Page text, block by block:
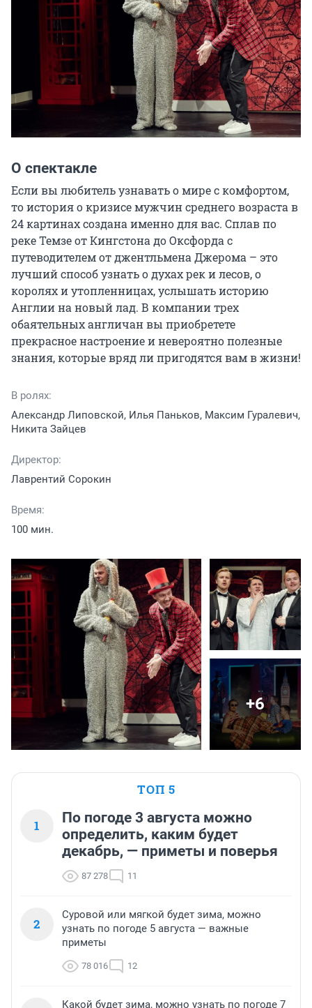
О спектакле
Если вы любитель узнавать о мире с комфортом,
то история о кризисе мужчин среднего возраста в
24 картинах создана именно для вас. Сплав по
реке Темзе от Кингстона до Оксфорда с
путеводителем от джентльмена Джерома – это
лучший способ узнать о духах рек и лесов, о
королях и утопленницах, услышать историю
Англии на новый лад. В компании трех
обаятельных англичан вы приобретете
прекрасное настроение и невероятно полезные
знания, которые вряд ли пригодятся вам в жизни!
В ролях:
Александр Липовской, Илья Паньков, Максим Гуралевич,
Никита Зайцев
Директор:
Лаврентий Сорокин
Время:
100 мин.
+6
ТОП 5
1
По погоде 3 августа можно
определить, каким будет
декабрь, — приметы и поверья
87 278 11
2
Суровой или мягкой будет зима, можно
узнать по погоде 5 августа — важные
приметы
78 016 12
Какой будет зима, можно узнать по погоде 7